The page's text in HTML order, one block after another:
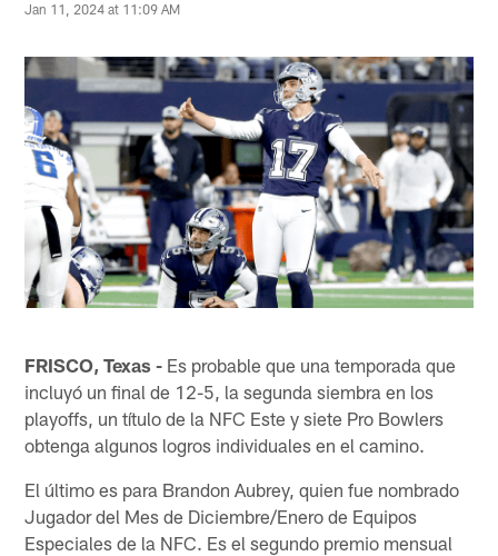
Jan 11, 2024 at 11:09 AM
FRISCO, Texas - Es probable que una temporada que
incluyó un final de 12-5, la segunda siembra en los
playoffs, un título de la NFC Este y siete Pro Bowlers
obtenga algunos logros individuales en el camino.
El último es para Brandon Aubrey, quien fue nombrado
Jugador del Mes de Diciembre/Enero de Equipos
Especiales de la NFC. Es el segundo premio mensual